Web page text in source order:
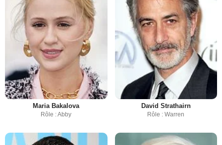
Maria Bakalova
Rôle : Abby
David Strathairn
Rôle : Warren